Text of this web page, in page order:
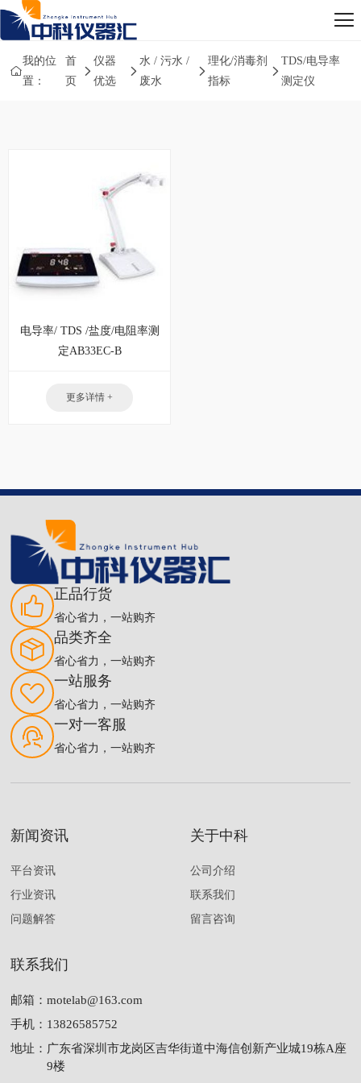
我的位
置：
首
页
仪器
优选
水 / 污水 /
废水
理化/消毒剂
指标
TDS/电导率
测定仪
电导率/ TDS /盐度/电阻率测
定AB33EC-B
更多详情 +
正品行货
省心省力，一站购齐
品类齐全
省心省力，一站购齐
一站服务
省心省力，一站购齐
一对一客服
省心省力，一站购齐
新闻资讯
平台资讯
行业资讯
问题解答
关于中科
公司介绍
联系我们
留言咨询
联系我们
邮箱：motelab@163.com
手机： 13826585752
地址： 广东省深圳市龙岗区吉华街道中海信创新产业城19栋A座
9楼